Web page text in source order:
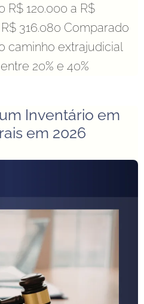
R$ 120.000 a R$
316.080 Comparado
caminho extrajudicial
20% e 40%
Inventário em
em 2026